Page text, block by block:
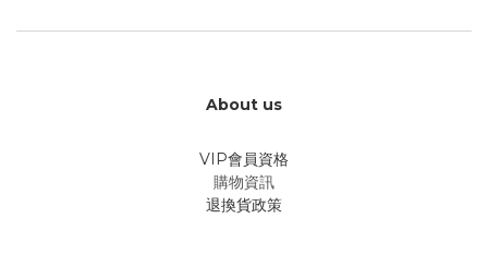
About us
VIP會員資格
購物資訊
退換貨政策